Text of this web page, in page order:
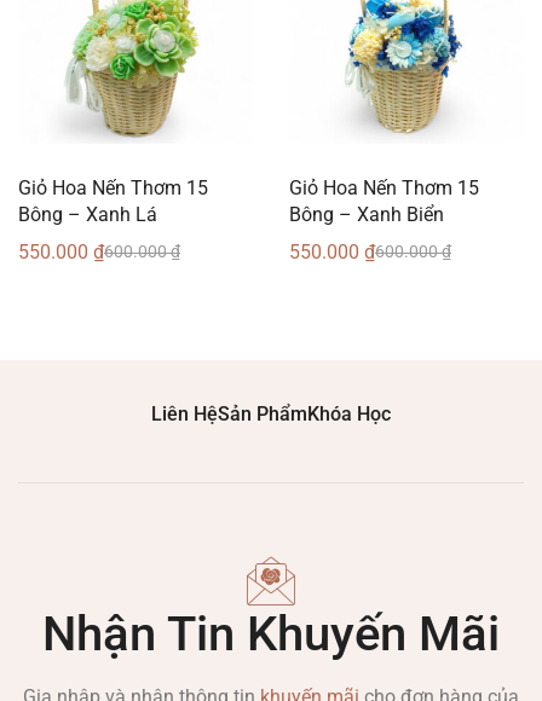
Giỏ Hoa Nến Thơm 15
Bông – Xanh Lá
600.000₫
550.000 ₫
Giỏ Hoa Nến Thơm 15
Bông – Xanh Biển
600.000₫
550.000 ₫
Liên HệSản PhẩmKhóa Học
Nhận Tin Khuyến Mãi